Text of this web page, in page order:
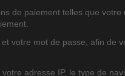
de paiement telles que
votre mot de passe, afin
adresse IP, le type de